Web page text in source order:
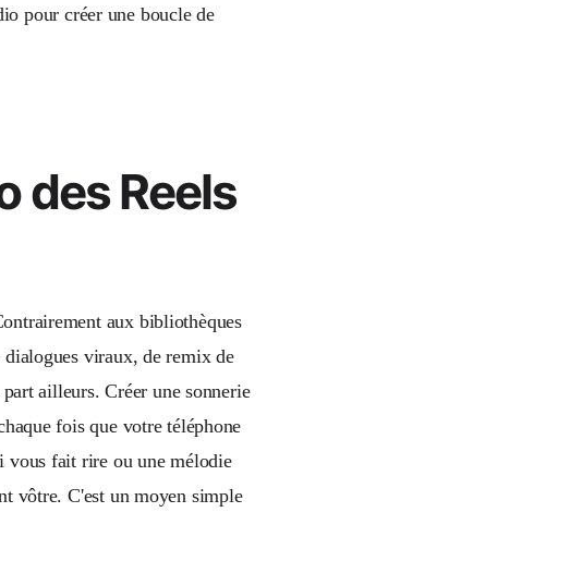
pour créer une boucle de
des Reels
aux bibliothèques
dialogues viraux, de remix de
ailleurs. Créer une sonnerie
fois que votre téléphone
vous fait rire ou une mélodie
vôtre. C'est un moyen simple